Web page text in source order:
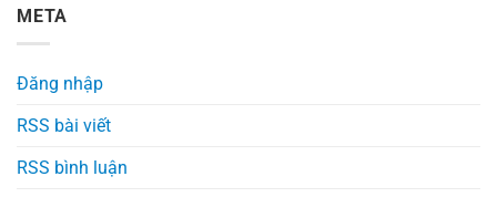
META
Đăng nhập
RSS bài viết
RSS bình luận